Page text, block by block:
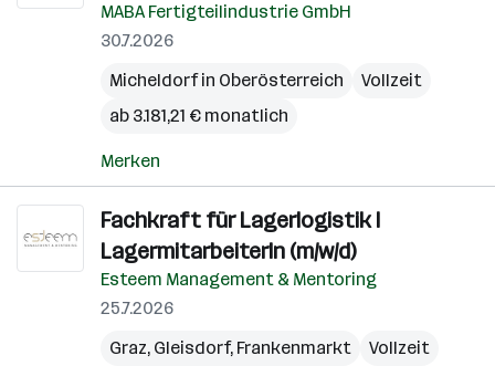
MABA Fertigteilindustrie GmbH
30.7.2026
Micheldorf in Oberösterreich
Vollzeit
ab 3.181,21 € monatlich
Merken
Fachkraft für Lagerlogistik I
LagermitarbeiterIn (m/w/d)
Esteem Management & Mentoring
25.7.2026
Graz, Gleisdorf, Frankenmarkt
Vollzeit